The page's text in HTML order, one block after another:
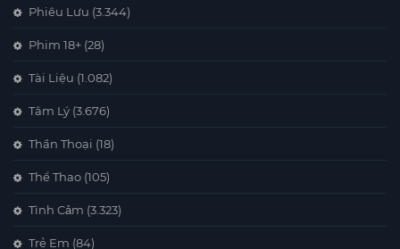
Phiêu Lưu (3.344)
Phim 18+ (28)
Tài Liệu (1.082)
Tâm Lý (3.676)
Thần Thoại (18)
Thể Thao (105)
Tình Cảm (3.323)
Trẻ Em (84)